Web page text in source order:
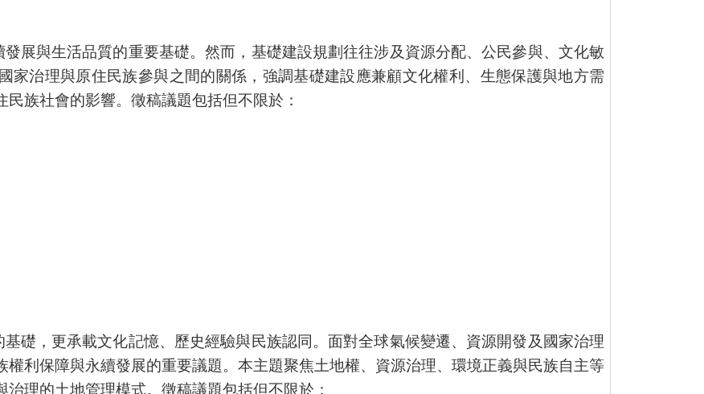
展與生活品質的重要基礎。然而，基礎建設規劃往往涉及資源分配、公民參與、文化敏
家治理與原住民族參與之間的關係，強調基礎建設應兼顧文化權利、生態保護與地方需
族社會的影響。徵稿議題包括但不限於：
礎，更承載文化記憶、歷史經驗與民族認同。面對全球氣候變遷、資源開發及國家治理
利保障與永續發展的重要議題。本主題聚焦土地權、資源治理、環境正義與民族自主等
理的土地管理模式。徵稿議題包括但不限於：